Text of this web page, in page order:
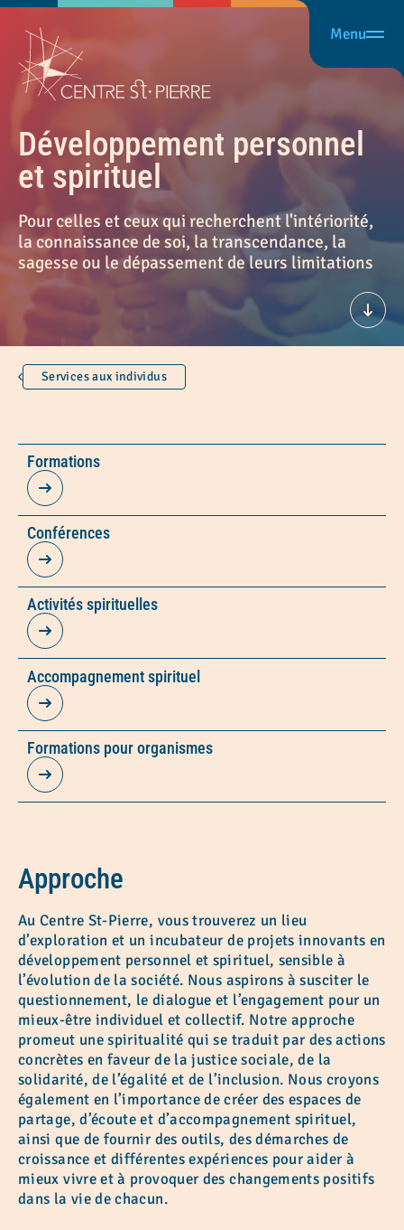
Menu
Développement personnel
et spirituel
Pour celles et ceux qui recherchent l'intériorité,
la connaissance de soi, la transcendance, la
sagesse ou le dépassement de leurs limitations
Services aux individus
Formations
Conférences
Activités spirituelles
Accompagnement spirituel
Formations pour organismes
Approche
Au Centre St-Pierre, vous trouverez un lieu
d’exploration et un incubateur de projets innovants en
développement personnel et spirituel, sensible à
l’évolution de la société. Nous aspirons à susciter le
questionnement, le dialogue et l’engagement pour un
mieux-être individuel et collectif. Notre approche
promeut une spiritualité qui se traduit par des actions
concrètes en faveur de la justice sociale, de la
solidarité, de l’égalité et de l’inclusion. Nous croyons
également en l’importance de créer des espaces de
partage, d’écoute et d’accompagnement spirituel,
ainsi que de fournir des outils, des démarches de
croissance et différentes expériences pour aider à
mieux vivre et à provoquer des changements positifs
dans la vie de chacun.